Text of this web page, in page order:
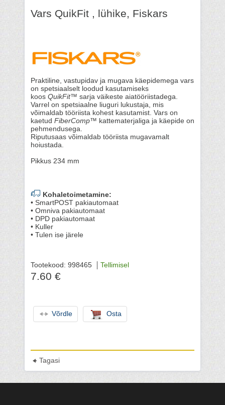
Vars QuikFit , lühike, Fiskars
Praktiline, vastupidav ja mugava käepidemega vars
on spetsiaalselt loodud kasutamiseks
koos QuikFit™ sarja väikeste aiatööriistadega.
Varrel on spetsiaalne liuguri lukustaja, mis
võimaldab tööriista kohest kasutamist. Vars on
kaetud FiberComp™ kattematerjaliga ja käepide on
pehmendusega.
Riputusaas võimaldab tööriista mugavamalt
hoiustada.
Pikkus 234 mm
Kohaletoimetamine:
• SmartPOST pakiautomaat
• Omniva pakiautomaat
• DPD pakiautomaat
• Kuller
• Tulen ise järele
Tootekood: 998465 Tellimisel
7.60 €
Võrdle Osta
Tagasi